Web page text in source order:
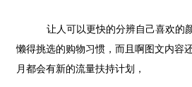
让人可以更快的分辨自己喜欢的
懒得挑选的购物习惯，而且啊图文内容
月都会有新的流量扶持计划，